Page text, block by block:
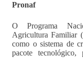
Pronaf
O Programa
Agricultura Familiar
como o sistema de
pacote